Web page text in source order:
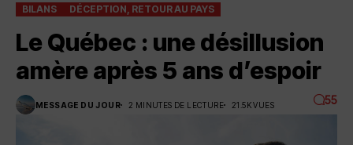
BILANS DÉCEPTION, RETOUR AU PAYS
Le Québec : une désillusion
amère après 5 ans d’espoir
MESSAGE DU JOUR 2 MINUTES DE LECTURE 21.5K VUES 55